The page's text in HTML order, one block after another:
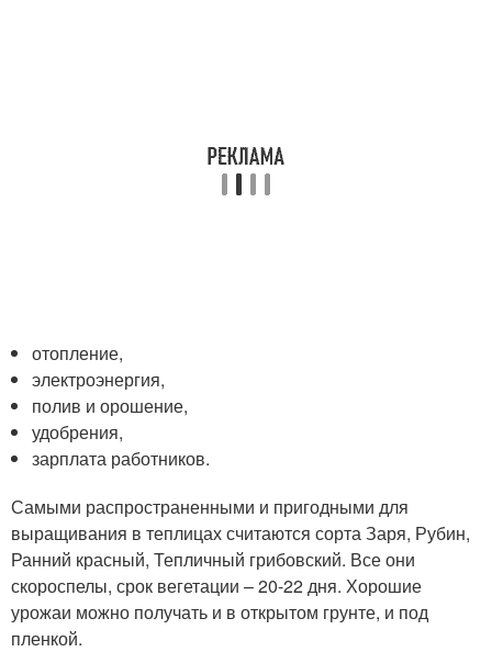
отопление,
электроэнергия,
полив и орошение,
удобрения,
зарплата работников.
Самыми распространенными и пригодными для
выращивания в теплицах считаются сорта Заря, Рубин,
Ранний красный, Тепличный грибовский. Все они
скороспелы, срок вегетации – 20-22 дня. Хорошие
урожаи можно получать и в открытом грунте, и под
пленкой.